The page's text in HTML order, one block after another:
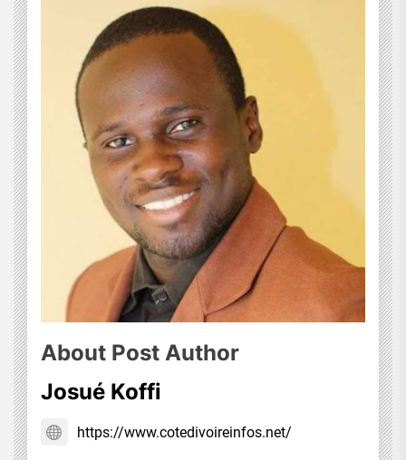
About Post Author
Josué Koffi
https://www.cotedivoireinfos.net/